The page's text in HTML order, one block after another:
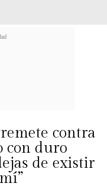
contra
con duro
de existir